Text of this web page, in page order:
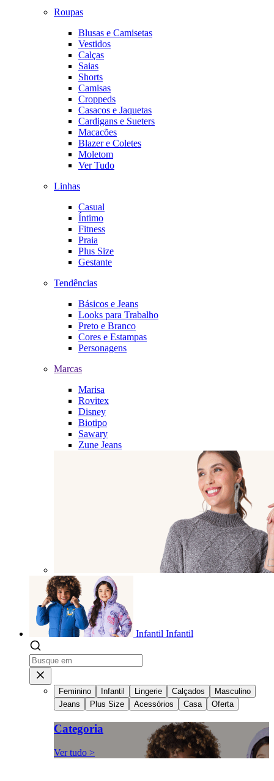
Roupas
Blusas e Camisetas
Vestidos
Calças
Saias
Shorts
Camisas
Croppeds
Casacos e Jaquetas
Cardigans e Sueters
Macacões
Blazer e Coletes
Moletom
Ver Tudo
Linhas
Casual
Íntimo
Fitness
Praia
Plus Size
Gestante
Tendências
Básicos e Jeans
Looks para Trabalho
Preto e Branco
Cores e Estampas
Personagens
Marcas
Marisa
Rovitex
Disney
Biotipo
Sawary
Zune Jeans
Infantil Infantil
Feminino Infantil Lingerie Calçados
Masculino
Jeans
Plus Size Acessórios Casa Oferta
Categoria
Ver tudo >